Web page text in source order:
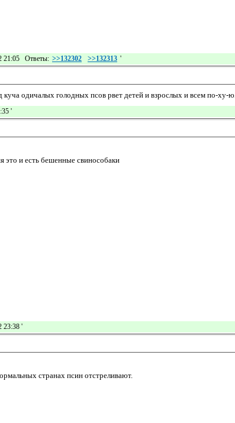
21:05 Ответы: >>132302 >>132313 '
одичалых голодных псов рвет детей и взрослых и всем по-ху-ю.
'
это и есть бешенные свинособаки
23:38 '
странах псин отстреливают.